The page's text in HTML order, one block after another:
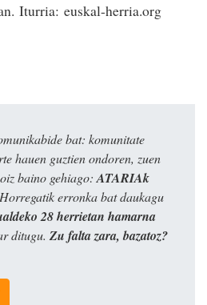
Iturria: euskal-herria.org
bat: komunitate
hauen guztien ondoren, zuen
baino gehiago:ATARIAk
erronka bat daukagu
28 herrietan hamarna
ditugu. Zu falta zara, bazatoz?